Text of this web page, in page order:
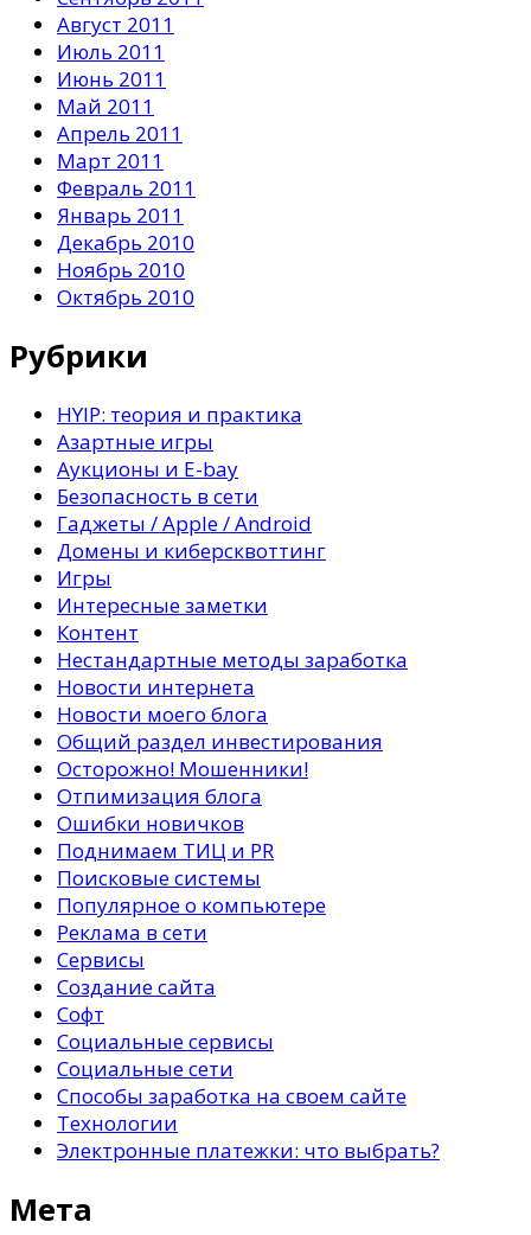
Август 2011
Июль 2011
Июнь 2011
Май 2011
Апрель 2011
Март 2011
Февраль 2011
Январь 2011
Декабрь 2010
Ноябрь 2010
Октябрь 2010
Рубрики
HYIP: теория и практика
Азартные игры
Аукционы и E-bay
Безопасность в сети
Гаджеты / Apple / Android
Домены и киберсквоттинг
Игры
Интересные заметки
Контент
Нестандартные методы заработка
Новости интернета
Новости моего блога
Общий раздел инвестирования
Осторожно! Мошенники!
Отпимизация блога
Ошибки новичков
Поднимаем ТИЦ и PR
Поисковые системы
Популярное о компьютере
Реклама в сети
Сервисы
Создание сайта
Софт
Социальные сервисы
Социальные сети
Способы заработка на своем сайте
Технологии
Электронные платежки: что выбрать?
Мета